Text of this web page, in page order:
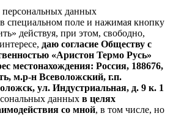
персональных данных
специальном поле и нажимая кнопку
действуя, при этом, свободно,
даю согласие Обществу с
«Аристон Термо Русь»
местонахождения: Россия, 188676,
м.р-н Всеволожский, г.п.
ул. Индустриальная, д. 9 к. 1
данных в целях
со мной, в том числе, но